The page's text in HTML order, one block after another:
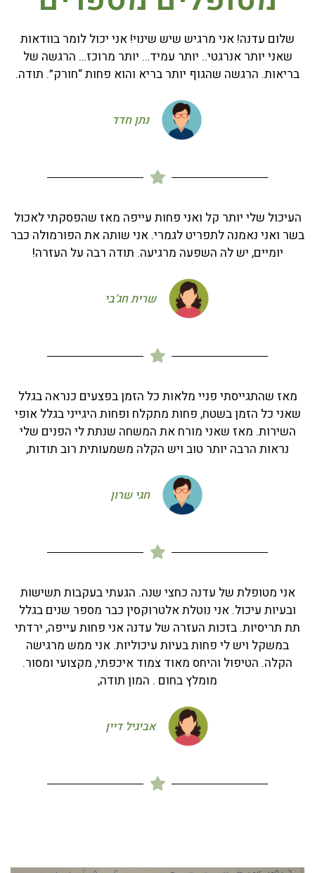
שלום עדנה! אני מרגיש שיש שינוי! אני יכול לומר בוודאות
שאני יותר אנרגטי.. יותר עמיד… יותר מרוכז… הרגשה של
בריאות. הרגשה שהגוף יותר בריא והוא פחות “חורק”. תודה.
נתן חדד
העיכול שלי יותר קל ואני פחות עייפה מאז שהפסקתי לאכול
בשר ואני נאמנה לתפריט לגמרי. אני שותה את הפורמולה כבר
יומיים, יש לה השפעה מרגיעה. תודה רבה על העזרה!
שרית חג’בי
מאז שהתגייסתי פניי מלאות כל הזמן בפצעים כנראה בגלל
שאני כל הזמן בשטח, פחות מתקלח ופחות היגייני בגלל אופי
השירות. מאז שאני מורח את המשחה שנתת לי הפנים שלי
נראות הרבה יותר טוב ויש הקלה משמעותית רוב תודות,
חגי שרון
אני מטופלת של עדנה כחצי שנה. הגעתי בעקבות תשישות
ובעיות עיכול. אני נוטלת אלטרוקסין כבר מספר שנים בגלל
תת תריסיות. בזכות העזרה של עדנה אני פחות עייפה, ירדתי
במשקל ויש לי פחות בעיות עיכוליות. אני ממש מרגישה
הקלה. הטיפול והיחס מאוד צמוד איכפתי, מקצועי ומסור.
מומלץ בחום . המון תודה,
אביגיל דיין